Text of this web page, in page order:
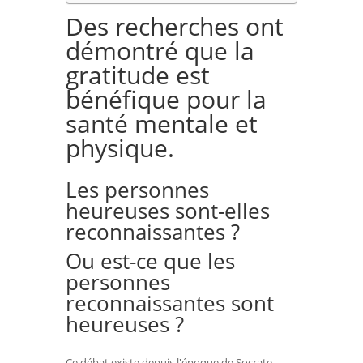
Des recherches ont
démontré que la
gratitude est
bénéfique pour la
santé mentale et
physique.
Les personnes
heureuses sont-elles
reconnaissantes ?
Ou est-ce que les
personnes
reconnaissantes sont
heureuses ?